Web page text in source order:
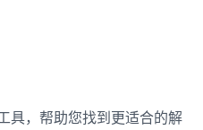
具，帮助您找到更适合的解